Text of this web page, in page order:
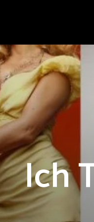
Ich